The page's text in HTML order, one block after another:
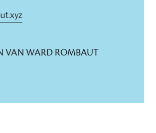
VAN WARD ROMBAUT